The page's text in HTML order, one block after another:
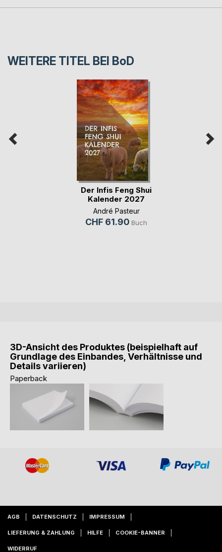
WEITERE TITEL BEI BoD
Der Infis Feng Shui
Kalender 2027
André Pasteur
CHF 61.90 Buch
3D-Ansicht des Produktes (beispielhaft auf
Grundlage des Einbandes, Verhältnisse und
Details variieren)
Paperback
AGB DATENSCHUTZ IMPRESSUM
LIEFERUNG & ZAHLUNG HILFE COOKIE-BANNER
WIDERRUF